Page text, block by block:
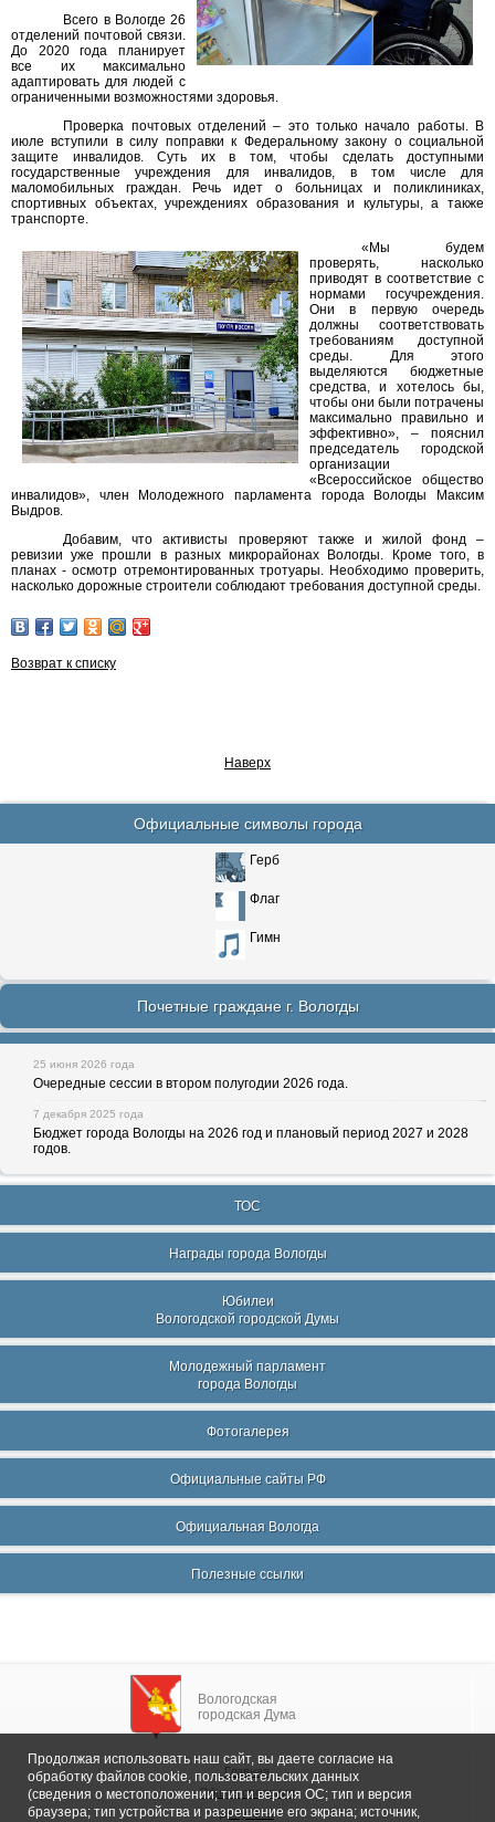
Всего в Вологде 26
отделений почтовой связи.
До 2020 года планирует
все их максимально
адаптировать для людей с
ограниченными возможностями здоровья.
Проверка почтовых отделений – это только начало работы. В
июле вступили в силу поправки к Федеральному закону о социальной
защите инвалидов. Суть их в том, чтобы сделать доступными
государственные учреждения для инвалидов, в том числе для
маломобильных граждан. Речь идет о больницах и поликлиниках,
спортивных объектах, учреждениях образования и культуры, а также
транспорте.
«Мы будем
проверять, насколько
приводят в соответствие с
нормами госучреждения.
Они в первую очередь
должны соответствовать
требованиям доступной
среды. Для этого
выделяются бюджетные
средства, и хотелось бы,
чтобы они были потрачены
максимально правильно и
эффективно», – пояснил
председатель городской
организации
«Всероссийское общество
инвалидов», член Молодежного парламента города Вологды Максим
Выдров.
Добавим, что активисты проверяют также и жилой фонд –
ревизии уже прошли в разных микрорайонах Вологды. Кроме того, в
планах - осмотр отремонтированных тротуары. Необходимо проверить,
насколько дорожные строители соблюдают требования доступной среды.
Возврат к списку
Наверх
Официальные символы города
Герб
Флаг
Гимн
Почетные граждане г. Вологды
25 июня 2026 года
Очередные сессии в втором полугодии 2026 года.
7 декабря 2025 года
Бюджет города Вологды на 2026 год и плановый период 2027 и 2028
годов.
ТОС
Награды города Вологды
Юбилеи
Вологодской городской Думы
Молодежный парламент
города Вологды
Фотогалерея
Официальные сайты РФ
Официальная Вологда
Полезные ссылки
Вологодская
городская Дума
Главная
Общие сведения
Депутаты
Продолжая использовать наш сайт, вы даете согласие на
обработку файлов cookie, пользовательских данных
(сведения о местоположении; тип и версия ОС; тип и версия
браузера; тип устройства и разрешение его экрана; источник,